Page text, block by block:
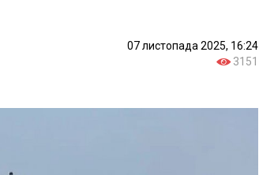
07 листопада 2025, 16:24
3151